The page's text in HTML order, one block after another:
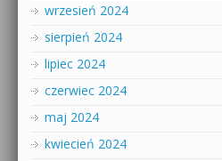
wrzesień 2024
sierpień 2024
lipiec 2024
czerwiec 2024
maj 2024
kwiecień 2024